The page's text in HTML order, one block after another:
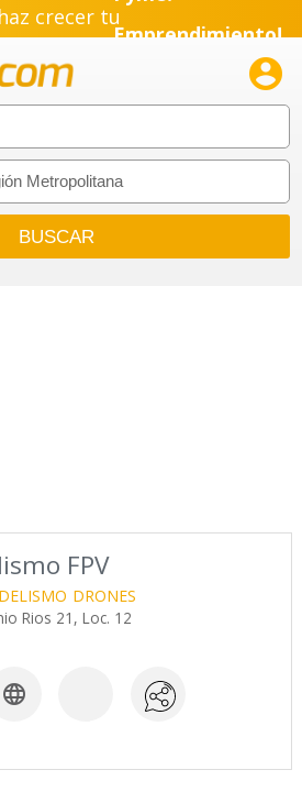
crecer tuEmprendimiento!

FPV
DRONES
Rios 21, Loc. 12
